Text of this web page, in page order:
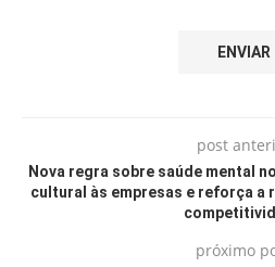
post
Nova regra sobre saúde mental
cultural às empresas e reforça a
próximo